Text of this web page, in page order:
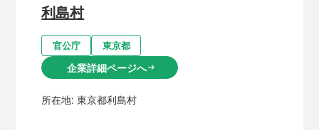
利島村
官公庁 東京都
企業詳細ページへarrow_right_alt
所在地:東京都利島村